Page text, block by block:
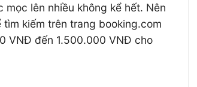
lên nhiều không kể hết. Nên
kiếm trên trang booking.com
VNĐ đến 1.500.000 VNĐ cho